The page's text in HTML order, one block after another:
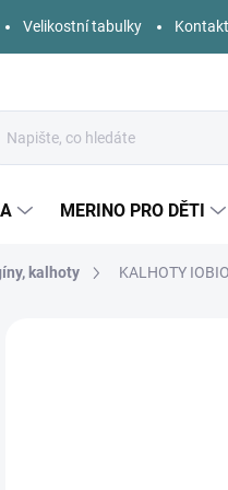
Velikostní tabulky
MERINO PRO DĚTI
kalhoty KALHOTY